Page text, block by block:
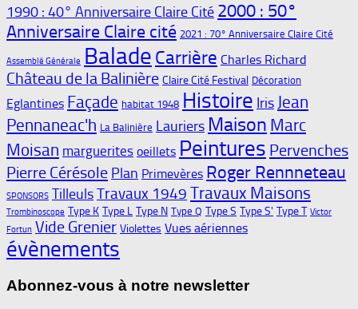
1990 : 40° Anniversaire Claire Cité 2000 : 50°
Anniversaire Claire cité 2021 : 70° Anniversaire Claire Cité
Assemblé Générale Balade Carrière Charles Richard
Château de la Balinière Claire Cité Festival Décoration
Eglantines Façade habitat 1948 Histoire Iris Jean
Pennaneac'h La Balinière Lauriers Maison Marc
Moisan marguerites oeillets Peintures Pervenches
Pierre Cérésole Plan Primevères Roger Rennneteau
SPONSORS TilleulsTravaux 1949 Travaux Maisons
Trombinoscope Type K Type L Type N Type Q Type S Type S' Type T Victor
Fortun Vide Grenier Violettes Vues aériennes
évènements
Abonnez-vous à notre newsletter